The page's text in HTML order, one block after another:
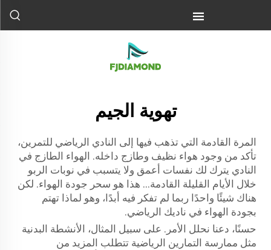
تهوية الجيم
المرة القادمة التي تذهب فيها إلى النادي الرياضي للتمرين،
تأكد من وجود هواء نظيف وطازج داخله. الهواء الطازج في
النادي يترك لك نفسات أعمق ولا يتسبب في نوبات الربو
خلال الأيام القليلة القادمة... هذا هو سحر جودة الهواء. لكن
هناك شيئًا واحدًا ربما لم تفكر فيه أبدًا، وهو لماذا تهتم
بجودة الهواء في ناديك الرياضي.
حسنًا، دعنا نحلل الأمر. على سبيل المثال، الأنشطة البدنية
مثل ممارسة التمارين الرياضية تتطلب المزيد من